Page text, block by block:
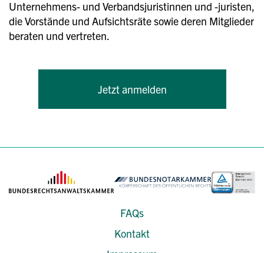
Unternehmens- und Verbandsjuristinnen und -juristen,
die Vorstände und Aufsichtsräte sowie deren Mitglieder
beraten und vertreten.
Jetzt anmelden
FAQs
Kontakt